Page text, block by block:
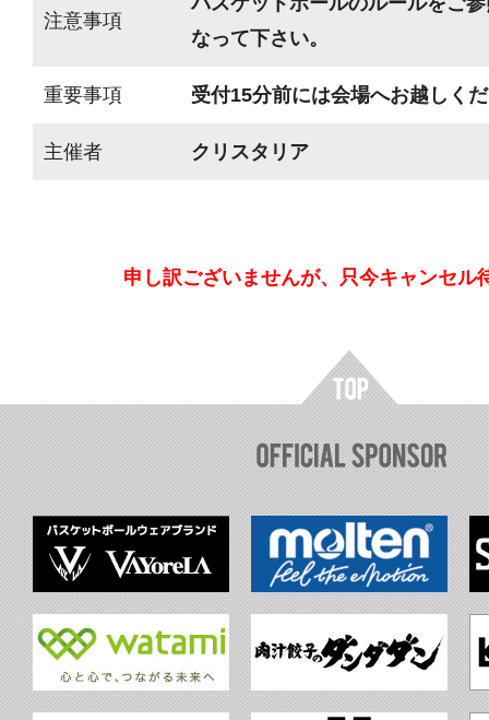
注意事項
なって下さい。
重要事項 受付15分前には会場へお越しく
主催者 クリスタリア
申し訳ございませんが、只今キャンセル